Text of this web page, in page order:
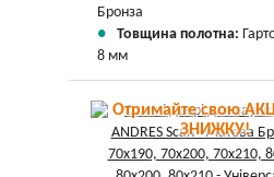
Бронза
Товщина полотна:
8 мм
Отримайте свою
ЗНИЖКУ!